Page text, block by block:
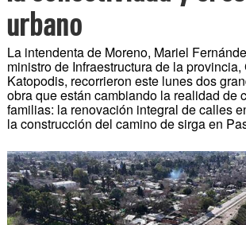
urbano
La intendenta de Moreno, Mariel
ministro de Infraestructura de la provincia,
Katopodis, recorrieron este lunes dos
obra que están cambiando la realidad de
familias: la renovación integral de calles
la construcción del camino de sirga en